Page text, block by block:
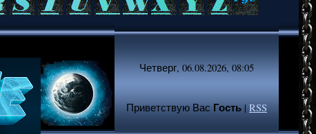
Четверг, 06.08.2026, 08:05
Приветствую Вас Гость|RSS